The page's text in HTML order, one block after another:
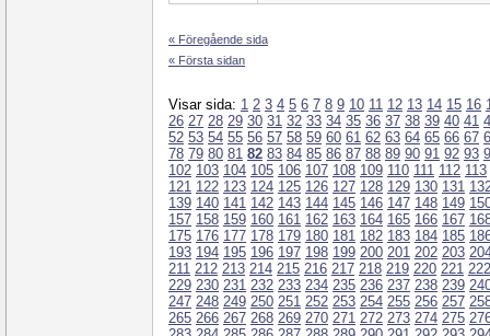
« Föregående sida
« Första sidan
Visar sida: 1 2 3 4 5 6 7 8 9 10 11 12 13 14 15 16
26 27 28 29 30 31 32 33 34 35 36 37 38 39 40 41
52 53 54 55 56 57 58 59 60 61 62 63 64 65 66 67
78 79 80 81 82 83 84 85 86 87 88 89 90 91 92 93
102 103 104 105 106 107 108 109 110 111 112 113
121 122 123 124 125 126 127 128 129 130 131
139 140 141 142 143 144 145 146 147 148 149
157 158 159 160 161 162 163 164 165 166 167
175 176 177 178 179 180 181 182 183 184 185
193 194 195 196 197 198 199 200 201 202 203
211 212 213 214 215 216 217 218 219 220 221 222
229 230 231 232 233 234 235 236 237 238 239
247 248 249 250 251 252 253 254 255 256 257
265 266 267 268 269 270 271 272 273 274 275